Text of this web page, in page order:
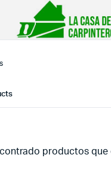
productos